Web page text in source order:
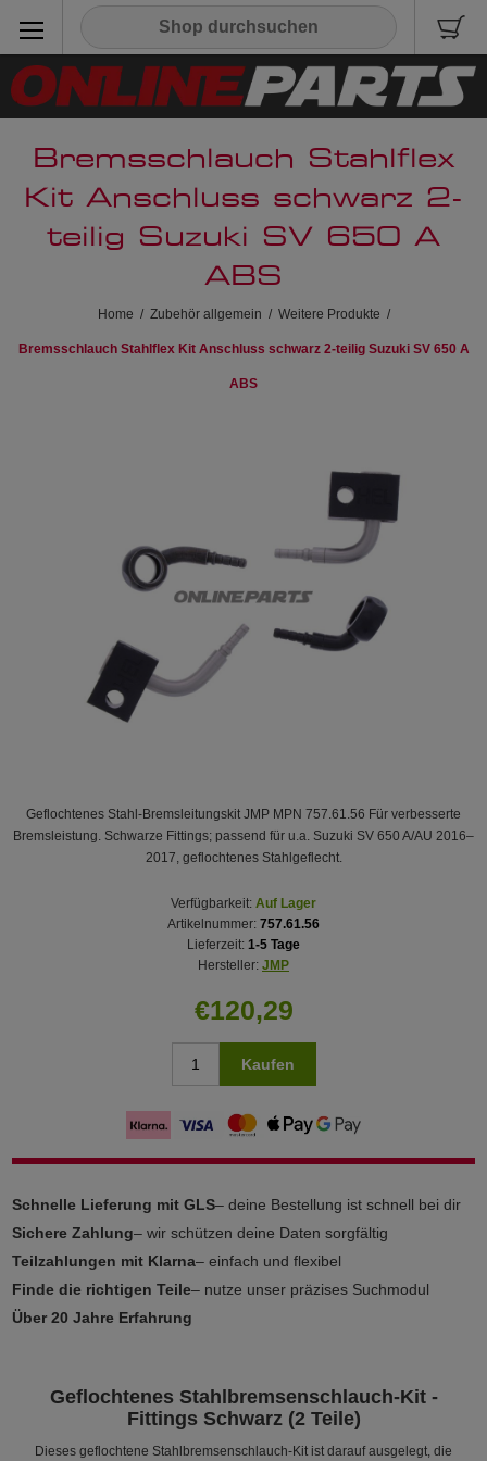
Bremsschlauch Stahlflex
Kit Anschluss schwarz 2-
teilig Suzuki SV 650 A
ABS
Home / Zubehör allgemein / Weitere Produkte /
Bremsschlauch Stahlflex Kit Anschluss schwarz 2-teilig Suzuki SV 650 A
ABS
Geflochtenes Stahl-Bremsleitungskit JMP MPN 757.61.56 Für verbesserte
Bremsleistung. Schwarze Fittings; passend für u.a. Suzuki SV 650 A/AU 2016–
2017, geflochtenes Stahlgeflecht.
Verfügbarkeit: Auf Lager
Artikelnummer: 757.61.56
Lieferzeit: 1-5 Tage
Hersteller: JMP
€120,29
Kaufen
Schnelle Lieferung mit GLS– deine Bestellung ist schnell bei dir
Sichere Zahlung– wir schützen deine Daten sorgfältig
Teilzahlungen mit Klarna– einfach und flexibel
Finde die richtigen Teile– nutze unser präzises Suchmodul
Über 20 Jahre Erfahrung
Geflochtenes Stahlbremsenschlauch-Kit -
Fittings Schwarz (2 Teile)
Dieses geflochtene Stahlbremsenschlauch-Kit ist darauf ausgelegt, die